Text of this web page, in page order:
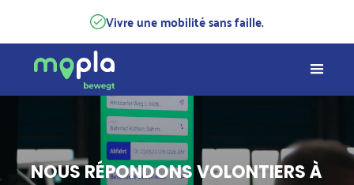
Vivre une mobilité sans faille.
NOUS RÉPONDONS VOLONTIERS À